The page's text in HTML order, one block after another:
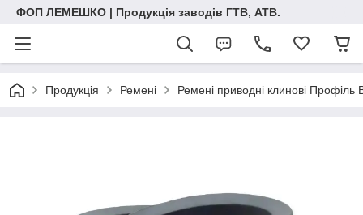
ФОП ЛЕМЕШКО | Продукція заводів ГТВ, АТВ.
Продукція Ремені Ремені приводні клинові